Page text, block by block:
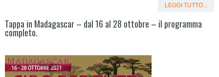
LEGGI TUTTO...
Tappa in Madagascar – dal 16 al 28 ottobre – il programma
completo.